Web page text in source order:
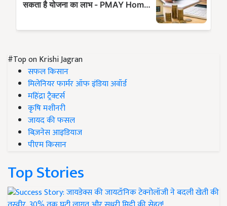
#Top on Krishi Jagran
सफल किसान
मिलेनियर फार्मर ऑफ इंडिया अवॉर्ड
महिंद्रा ट्रैक्टर्स
कृषि मशीनरी
जायद की फसल
बिज़नेस आइडियाज
पीएम किसान
Top Stories